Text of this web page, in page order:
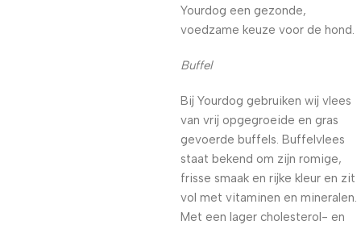
Yourdog een gezonde,
voedzame keuze voor de hond.
Buffel
Bij Yourdog gebruiken wij vlees
van vrij opgegroeide en gras
gevoerde buffels. Buffelvlees
staat bekend om zijn romige,
frisse smaak en rijke kleur en zit
vol met vitaminen en mineralen.
Met een lager cholesterol- en